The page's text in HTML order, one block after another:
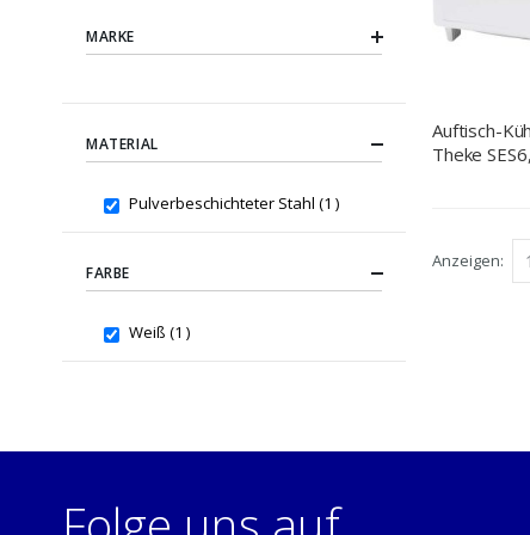
Auftisch-
Theke
Anzeigen
MARKE
MATERIAL
Pulverbeschichteter Stahl 1 item
FARBE
Weiß 1 item